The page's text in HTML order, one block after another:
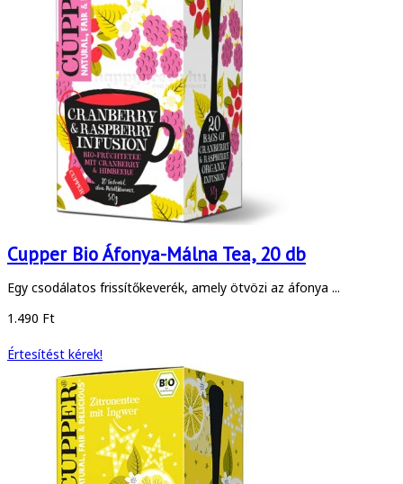
Cupper Bio Áfonya-Málna Tea, 20 db
Egy csodálatos frissítőkeverék, amely ötvözi az áfonya ...
1.490 Ft
Értesítést kérek!